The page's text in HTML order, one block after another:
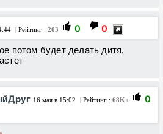
| Рейтинг : 203 0 0
потом будет делать дитя,
16 мая в 15:02 | Рейтинг : 68K+
0